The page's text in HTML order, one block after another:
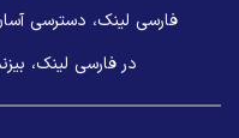
فارسی لینک، دسترسی
در فارسی لینک،